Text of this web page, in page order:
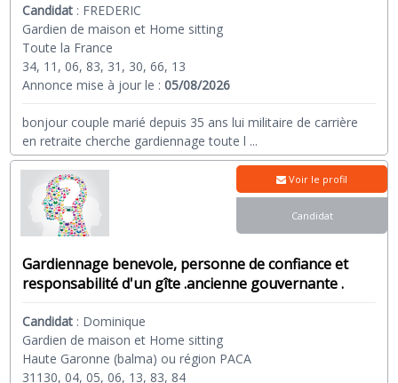
Candidat : FREDERIC
Gardien de maison et Home sitting
Toute la France
34, 11, 06, 83, 31, 30, 66, 13
Annonce mise à jour le :05/08/2026
bonjour couple marié depuis 35 ans lui militaire de carrière
en retraite cherche gardiennage toute l ...
Gardiennage benevole, personne de confiance et
responsabilité d'un gîte .ancienne gouvernante .
Candidat : Dominique
Gardien de maison et Home sitting
Haute Garonne (balma) ou région PACA
31130, 04, 05, 06, 13, 83, 84
Voir le profil
Candidat